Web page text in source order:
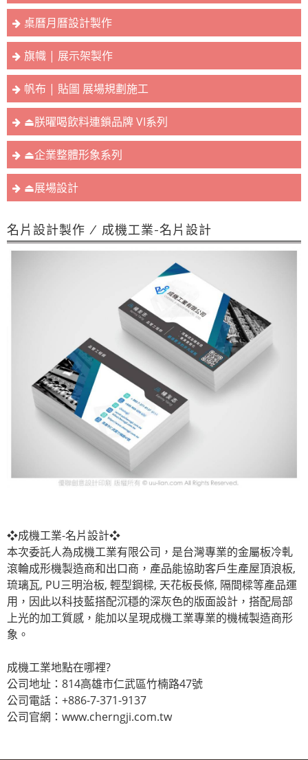
桌曆月曆設計製作
旗幟 | 展示架製作
帆布 | 貼圖 展場規劃施工
⏏︎朕曜喝飲料連鎖品牌 VI系列
⏏︎企業整體形象系列
⏏︎展場設計
名片設計製作 / 成機工業-名片設計
❖成機工業-名片設計❖
本次委託人為成機工業有限公司，是台灣專業的金屬板冷軋
滾輪成形機製造商和出口商，產品能協助客戶生產屋頂浪板,
琉璃瓦, PU三明治板, 輕型鋼樑, 天花板長條, 隔間樑等產品運
用，因此以科技藍搭配沉穩的深灰色的版面設計，搭配局部
上光的加工質感，能加以呈現成機工業專業的機械製造商形
象。
成機工業地點在哪裡?
公司地址：814高雄市仁武區竹楠路47號
公司電話：+886-7-371-9137
公司官網：www.cherngji.com.tw